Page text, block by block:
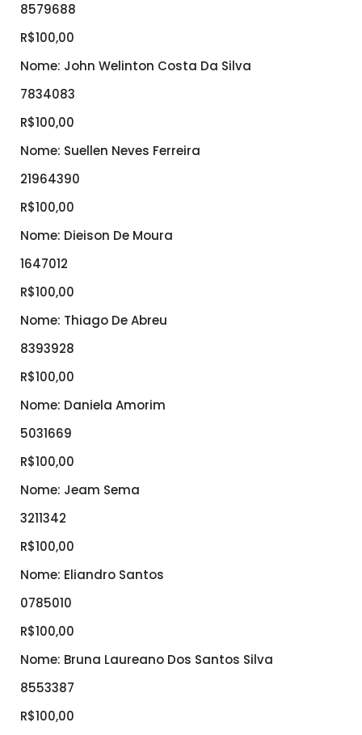
8579688
R$100,00
Nome: John Welinton Costa Da Silva
7834083
R$100,00
Nome: Suellen Neves Ferreira
21964390
R$100,00
Nome: Dieison De Moura
1647012
R$100,00
Nome: Thiago De Abreu
8393928
R$100,00
Nome: Daniela Amorim
5031669
R$100,00
Nome: Jeam Sema
3211342
R$100,00
Nome: Eliandro Santos
0785010
R$100,00
Nome: Bruna Laureano Dos Santos Silva
8553387
R$100,00